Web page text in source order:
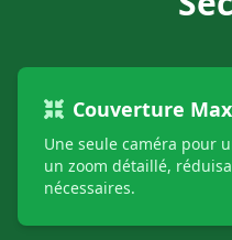
Couverture
Une seule caméra pour
un zoom détaillé,
nécessaires.